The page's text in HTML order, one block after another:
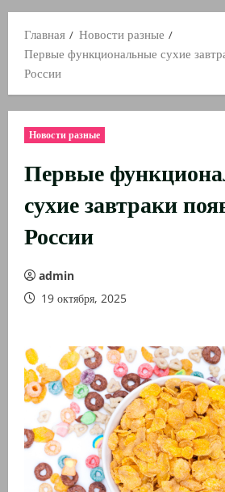
Главная
Новости разные
Первые функциональные сухие
России
Новости разные
Первые
сухие завтраки
России
admin
19 октября, 2025